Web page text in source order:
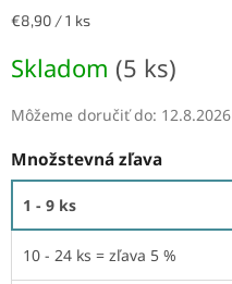
Jednotková
€8,90 / 1 ks
Skladom (5 ks)
Môžeme doručiť do: 12.8.2026
Množstevná zľava
1 - 9 ks
10 - 24 ks = zľava 5 %